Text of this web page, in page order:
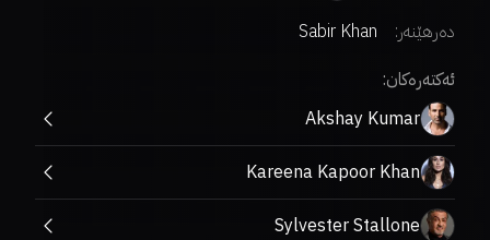
دەرهێنەر:
Sabir Khan
ئەکتەرەکان:
Akshay Kumar
Kareena Kapoor Khan
Sylvester Stallone